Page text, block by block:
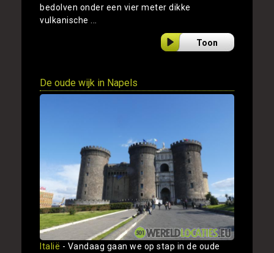
bedolven onder een vier meter dikke
vulkanische ...
Toon
De oude wijk in Napels
Italië - Vandaag gaan we op stap in de oude